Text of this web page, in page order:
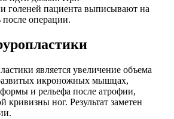
голеней пациента выписывают на
после операции.
является увеличение объема
икроножных мышцах,
и рельефа после атрофии,
кривизны ног. Результат заметен